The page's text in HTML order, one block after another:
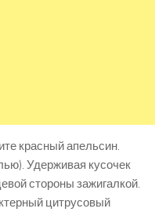
красный апельсин.
Удерживая кусочек
стороны зажигалкой.
цитрусовый